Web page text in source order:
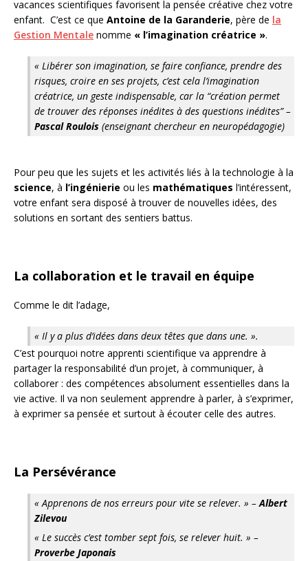
vacances scientifiques favorisent la pensée créative chez votre
enfant. C’est ce que Antoine de la Garanderie, père de la
Gestion Mentale nomme « l’imagination créatrice ».
« Libérer son imagination, se faire confiance, prendre des
risques, croire en ses projets, c’est cela l’imagination
créatrice, un geste indispensable, car la “création permet
de trouver des réponses inédites à des questions inédites” –
Pascal Roulois (enseignant chercheur en neuropédagogie)
Pour peu que les sujets et les activités liés à la technologie à la
science, à l’ingénierie ou les mathématiques l’intéressent,
votre enfant sera disposé à trouver de nouvelles idées, des
solutions en sortant des sentiers battus.
La collaboration et le travail en équipe
Comme le dit l’adage,
« Il y a plus d’idées dans deux têtes que dans une. ».
C’est pourquoi notre apprenti scientifique va apprendre à
partager la responsabilité d’un projet, à communiquer, à
collaborer : des compétences absolument essentielles dans la
vie active. Il va non seulement apprendre à parler, à s’exprimer,
à exprimer sa pensée et surtout à écouter celle des autres.
La Persévérance
« Apprenons de nos erreurs pour vite se relever. » –Albert
Zilevou
« Le succès c’est tomber sept fois, se relever huit. » –
Proverbe Japonais